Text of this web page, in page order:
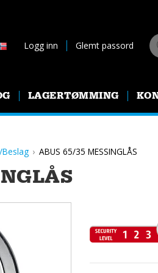
Logg inn Glemt passord
LAGERTØMMING
ABUS 65/35 MESSINGLÅS